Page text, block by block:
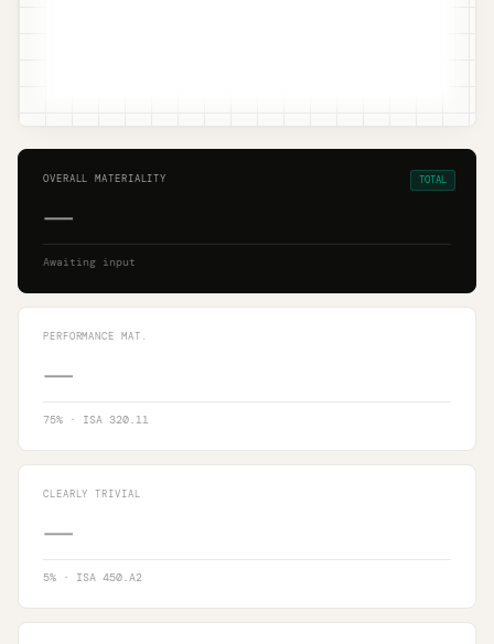
OVERALL MATERIALITY
—
Awaiting input
TOTAL
PERFORMANCE MAT.
—
75% · ISA 320.11
CLEARLY TRIVIAL
—
5% · ISA 450.A2